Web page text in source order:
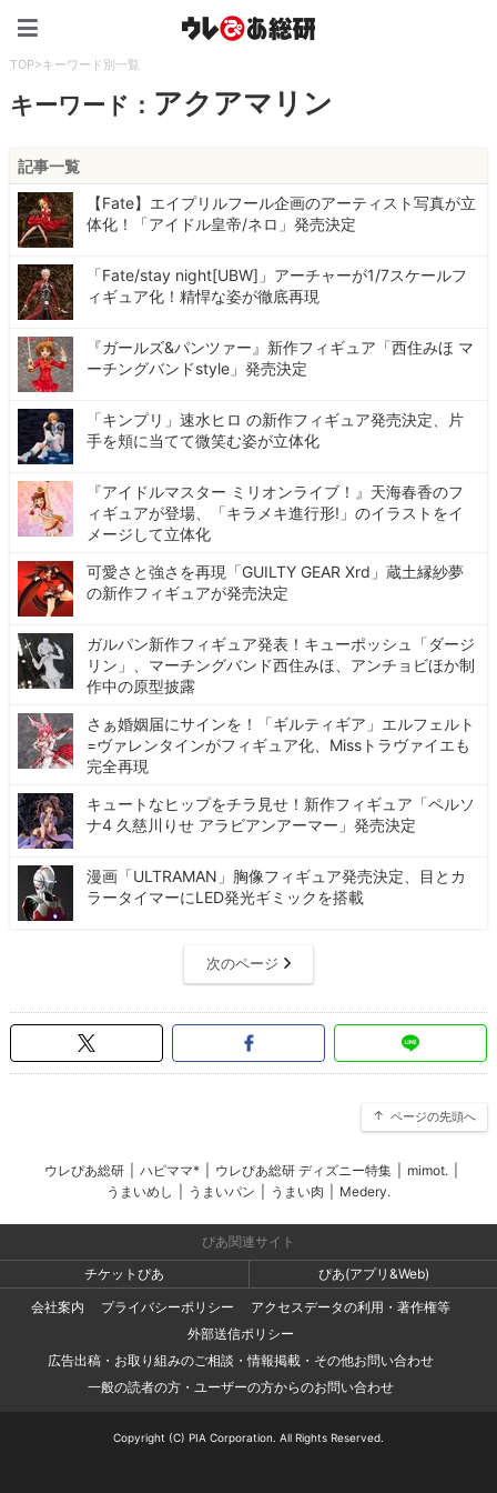
TOP>キーワード別一覧
キーワード： アクアマリン
記事一覧
【Fate】エイプリルフール企画のアーティスト写真が立
体化！「アイドル皇帝/ネロ」発売決定
「Fate/stay night[UBW]」アーチャーが1/7スケールフ
ィギュア化！精悍な姿が徹底再現
『ガールズ&パンツァー』新作フィギュア「西住みほ マ
ーチングバンドstyle」発売決定
「キンプリ」速水ヒロ の新作フィギュア発売決定、片
手を頬に当てて微笑む姿が立体化
『アイドルマスター ミリオンライブ！』天海春香のフ
ィギュアが登場、「キラメキ進行形!」のイラストをイ
メージして立体化
可愛さと強さを再現「GUILTY GEAR Xrd」蔵土縁紗夢
の新作フィギュアが発売決定
ガルパン新作フィギュア発表！キューポッシュ「ダージ
リン」、マーチングバンド西住みほ、アンチョビほか制
作中の原型披露
さぁ婚姻届にサインを！「ギルティギア」エルフェルト
=ヴァレンタインがフィギュア化、Missトラヴァイエも
完全再現
キュートなヒップをチラ見せ！新作フィギュア「ペルソ
ナ4 久慈川りせ アラビアンアーマー」発売決定
漫画「ULTRAMAN」胸像フィギュア発売決定、目とカ
ラータイマーにLED発光ギミックを搭載
次のページ
ページの先頭へ
ウレぴあ総研 ハピママ* ウレぴあ総研 ディズニー特集 mimot.
うまいめし
うまいパン うまい肉 Medery.
ぴあ関連サイト
チケットぴあ
ぴあ(アプリ&Web)
会社案内
プライバシーポリシー
アクセスデータの利用・著作権等
外部送信ポリシー
広告出稿・お取り組みのご相談・情報掲載・その他お問い合わせ
一般の読者の方・ユーザーの方からのお問い合わせ
Copyright (C) PIA Corporation. All Rights Reserved.